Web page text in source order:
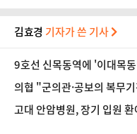
김효경 기자가 쓴 기사
9호선 신목동역에 '이대목
의협 "군의관·공보의 복무
고대 안암병원, 장기 입원